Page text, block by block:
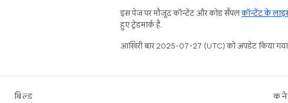
इस पेज पर मौजूद कॉन्टेंट और कोड सैंपलकॉन्टेंट के
हुए ट्रेडमार्क हैं.
आखिरी बार 2025-07-27 (UTC) को अपडेट किया
बिल्ड